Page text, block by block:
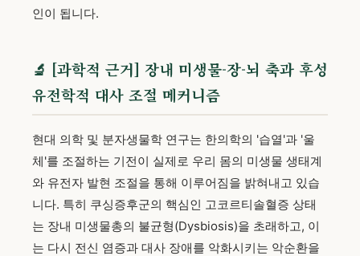
인이 됩니다.
🔬 [과학적 근거] 장내 미생물-장-뇌 축과 후성
유전학적 대사 조절 메커니즘
현대 의학 및 분자생물학 연구는 한의학의 '습열'과 '울
체'를 조절하는 기전이 실제로 우리 몸의 미생물 생태계
와 유전자 발현 조절을 통해 이루어짐을 밝혀내고 있습
니다. 특히 쿠싱증후군의 핵심인 고코르티솔혈증 상태
는 장내 미생물총의 불균형(Dysbiosis)을 초래하고, 이
는 다시 전신 염증과 대사 장애를 악화시키는 악순환을